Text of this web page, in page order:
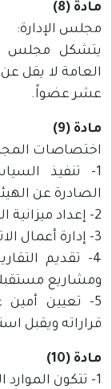
مادة (8)
مجلس الإدارة:
يتشكل مجلس
عشر عضواً.
مادة (9)
اختصاصات
1- تنفيذ
الصادرة عن
2- إعداد ميزانية الاتحاد العام.
3- إدارة أعمال الاتحاد وشؤونه الفنية.
4- تقديم
ومشاريع
5- تعيين أمين
قراراته ويقبل
مادة (10)
1- تتكون الموارد المالية للاتحاد العام من: